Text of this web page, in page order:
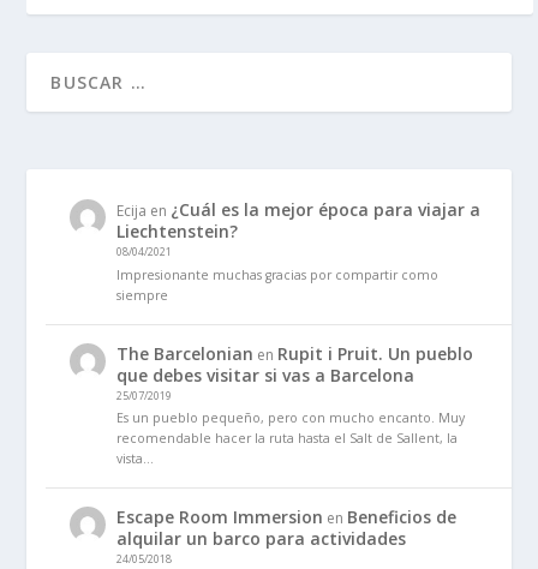
Ecija en ¿Cuál es la mejor época para viajar a
Liechtenstein?
08/04/2021
Impresionante muchas gracias por compartir como
siempre
The Barcelonian en Rupit i Pruit. Un pueblo
que debes visitar si vas a Barcelona
25/07/2019
Es un pueblo pequeño, pero con mucho encanto. Muy
recomendable hacer la ruta hasta el Salt de Sallent, la
vista…
Escape Room Immersion en Beneficios de
alquilar un barco para actividades
24/05/2018